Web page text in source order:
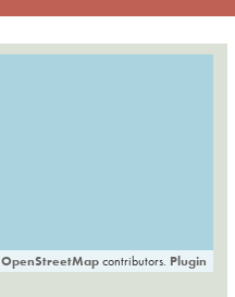
OpenStreetMapcontributors. Plugin